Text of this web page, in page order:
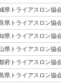
県トライアスロン協
県トライアスロン協
県トライアスロン協
県トライアスロン協
府トライアスロン協
県トライアスロン協